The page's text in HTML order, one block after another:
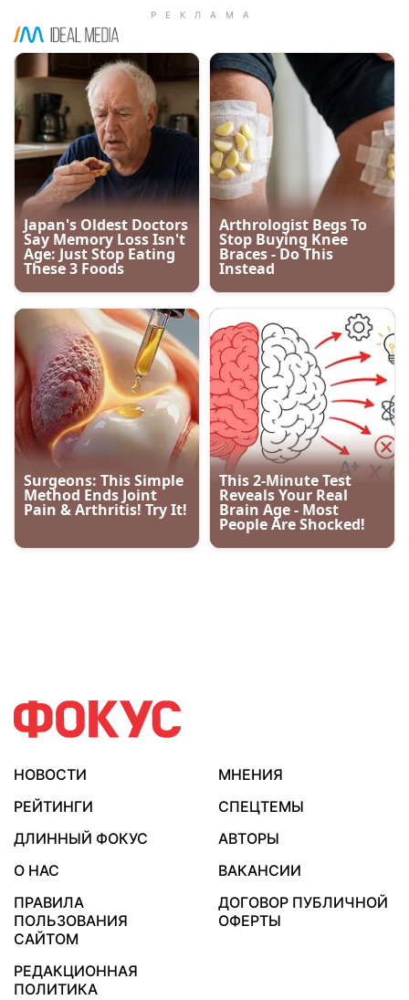
НОВОСТИ
МНЕНИЯ
РЕЙТИНГИ
СПЕЦТЕМЫ
ДЛИННЫЙ ФОКУС
АВТОРЫ
О НАС
ВАКАНСИИ
ПРАВИЛА
ПОЛЬЗОВАНИЯ
САЙТОМ
ДОГОВОР ПУБЛИЧНОЙ
ОФЕРТЫ
РЕДАКЦИОННАЯ
ПОЛИТИКА